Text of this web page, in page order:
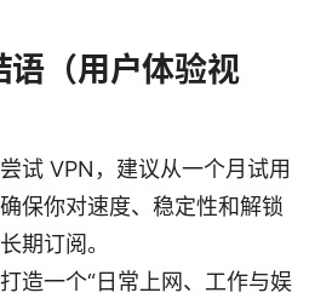
语（用户体验视
试 VPN，建议从一个月试用
保你对速度、稳定性和解锁
期订阅。
造一个“日常上网、工作与娱